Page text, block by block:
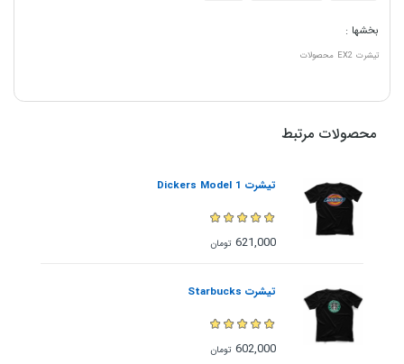
بخشها :
تیشرت EX2 محصولات
محصولات مرتبط
تیشرت Dickers Model 1
621,000 تومان
تیشرت Starbucks
602,000 تومان